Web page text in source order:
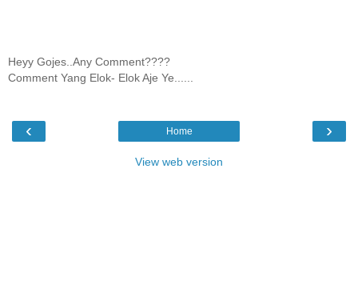
Heyy Gojes..Any Comment????
Comment Yang Elok- Elok Aje Ye......
‹ ›
Home
View web version